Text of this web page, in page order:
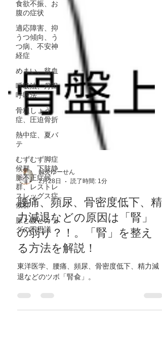
食欲不振、お
腹の症状
適応障害、抑
うつ傾向、う
つ病、不安神
経症
めまい、貧血
呼吸法、丹田
呼吸法
骨粗しょう
症、圧迫骨折
熱中症、夏バ
テ
むずむず脚症
候群、下肢静
脈不正症候
群、レストレ
スレッグス症
候群
脈と腹とカラ
ダの不思議
鍼灸ゆーせん
2月28日
読了時間: 1分
腰痛、頻尿、骨密度低下、精
力減退などの原因は「腎」
の弱り？！。「腎」を整え
る方法を解説！